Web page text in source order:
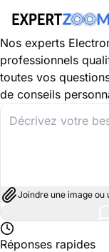
Découvrez les
Grand Public
Nos experts
professionnels
toutes vos
de conseils
Joindre une image ou
Réponses rapides